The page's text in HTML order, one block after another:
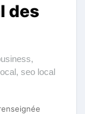
des
,
, seo local